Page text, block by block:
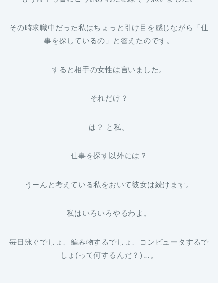
その時求職中だった私はちょっと引け目を感じながら「仕
事を探しているの」と答えたのです。
すると相手の女性は言いました。
それだけ？
は？ と私。
仕事を探す以外には？
うーんと考えている私をおいて彼女は続けます。
私はいろいろやるわよ。
毎日泳ぐでしょ、編み物するでしょ、コンピュータするで
しょ(って何するんだ？)…。